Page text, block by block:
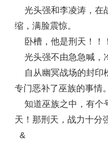
光头强和李凌涛，在
缩，满脸震惊。
卧槽，他是刑天！！
光头强不由急急喊，
自从幽冥战场的封印
专门恶补了巫族的事情。
知道巫族之中，有个
天！那刑天，战力十分
&